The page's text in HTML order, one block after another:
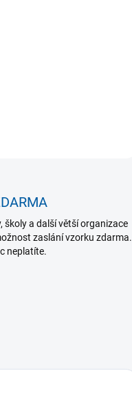
školy a další větší organizace
zaslání vzorku zdarma.
neplatíte.